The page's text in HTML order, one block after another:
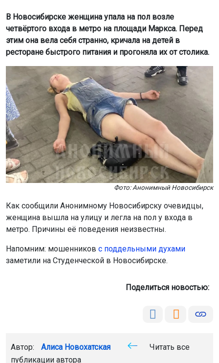
В Новосибирске женщина упала на пол возле
четвёртого входа в метро на площади Маркса. Перед
этим она вела себя странно, кричала на детей в
ресторане быстрого питания и прогоняла их от столика.
Фото: Анонимный Новосибирск
Как сообщили Анонимному Новосибирску очевидцы,
женщина вышла на улицу и легла на пол у входа в
метро. Причины её поведения неизвестны.
Напомним: мошенников с поддельными духами
заметили на Студенческой в Новосибирске.
Поделиться новостью:
Автор: Алиса Новохатская
Читать все
публикации автора